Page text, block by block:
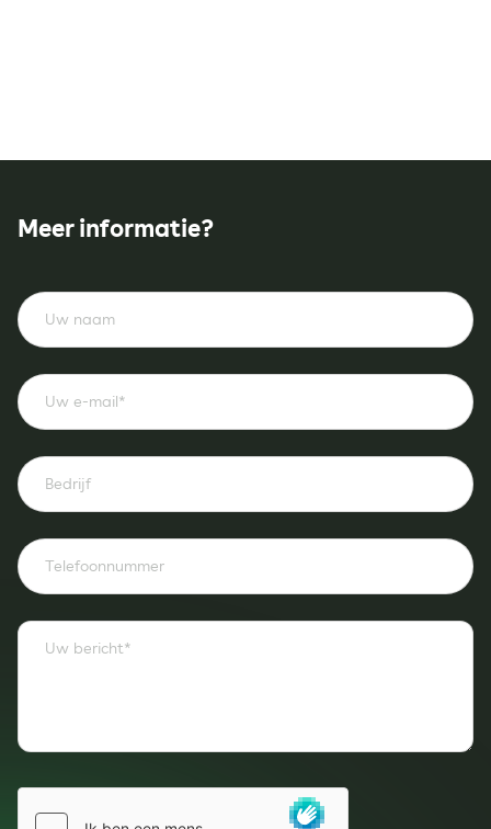
Meer informatie?